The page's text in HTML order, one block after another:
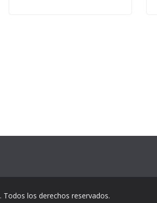
. Todos los derechos reservados.